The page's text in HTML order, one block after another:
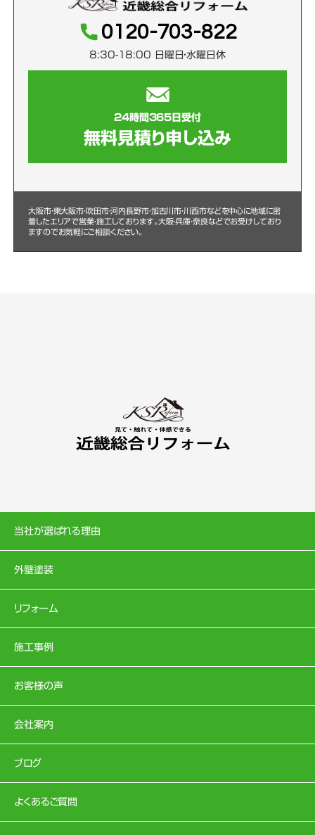
0120-703-822
8:30-18:00 日曜日・水曜日休
24時間365日受付
無料見積り申し込み
大阪市・東大阪市・吹田市・河内長野市・加古川市・川西市などを中心に地域に密
着したエリアで営業・施工しております。大阪・兵庫・奈良などでお受けしており
ますのでお気軽にご相談ください。
当社が選ばれる理由
外壁塗装
リフォーム
施工事例
お客様の声
会社案内
ブログ
よくあるご質問